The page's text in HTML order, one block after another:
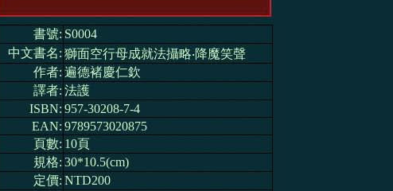
書號: S0004
中文書名: 獅面空行母成就法攝略‧降魔笑聲
作者: 遍德褚慶仁欽
譯者: 法護
ISBN: 957-30208-7-4
EAN: 9789573020875
頁數: 10頁
規格: 30*10.5(cm)
定價: NTD200